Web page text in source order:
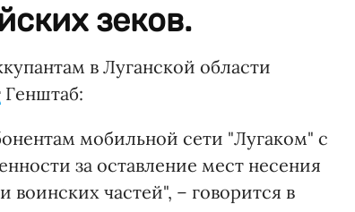
зеков.
в Луганской области
Генштаб:
мобильной сети "Лугаком" с
за оставление мест несения
частей", – говорится в